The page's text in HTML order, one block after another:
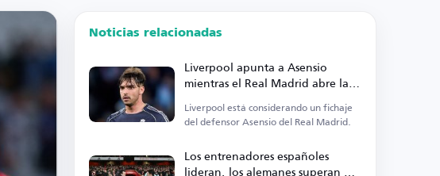
Noticias relacionadas
Liverpool apunta a Asensio
mientras el Real Madrid abre la
puerta a su salida
Liverpool está considerando un fichaje
del defensor Asensio del Real Madrid.
Los entrenadores españoles
lideran, los alemanes superan a